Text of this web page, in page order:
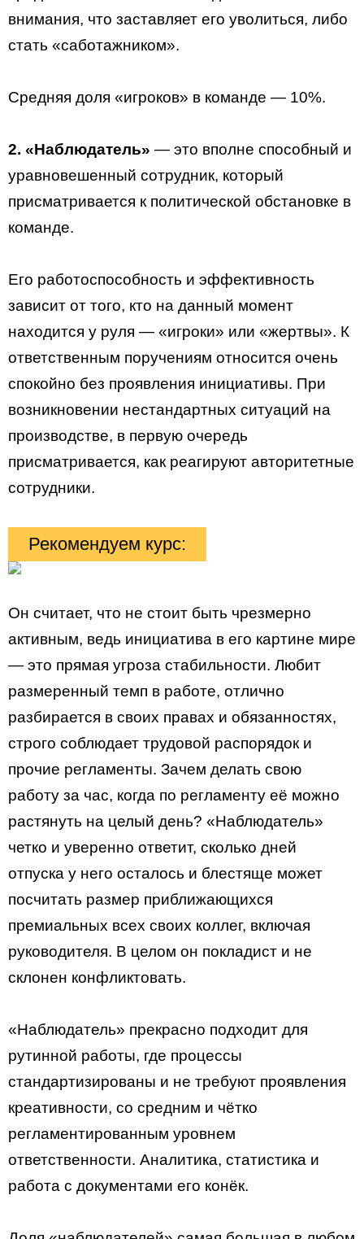
внимания, что заставляет его уволиться, либо
стать «саботажником».
Средняя доля «игроков» в команде — 10%.
2. «Наблюдатель» — это вполне способный и
уравновешенный сотрудник, который
присматривается к политической обстановке в
команде.
Его работоспособность и эффективность
зависит от того, кто на данный момент
находится у руля — «игроки» или «жертвы». К
ответственным поручениям относится очень
спокойно без проявления инициативы. При
возникновении нестандартных ситуаций на
производстве, в первую очередь
присматривается, как реагируют авторитетные
сотрудники.
Рекомендуем курс:
Он считает, что не стоит быть чрезмерно
активным, ведь инициатива в его картине мире
— это прямая угроза стабильности. Любит
размеренный темп в работе, отлично
разбирается в своих правах и обязанностях,
строго соблюдает трудовой распорядок и
прочие регламенты. Зачем делать свою
работу за час, когда по регламенту её можно
растянуть на целый день? «Наблюдатель»
четко и уверенно ответит, сколько дней
отпуска у него осталось и блестяще может
посчитать размер приближающихся
премиальных всех своих коллег, включая
руководителя. В целом он покладист и не
склонен конфликтовать.
«Наблюдатель» прекрасно подходит для
рутинной работы, где процессы
стандартизированы и не требуют проявления
креативности, со средним и чётко
регламентированным уровнем
ответственности. Аналитика, статистика и
работа с документами его конёк.